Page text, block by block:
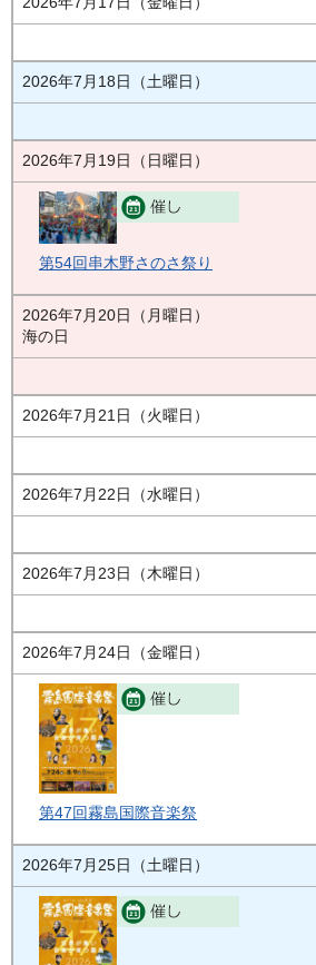
2026年7月18日（土曜日）
2026年7月19日（日曜日）
第54回串木野さのさ祭り
2026年7月20日（月曜日）
海の日
2026年7月21日（火曜日）
2026年7月22日（水曜日）
2026年7月23日（木曜日）
2026年7月24日（金曜日）
第47回霧島国際音楽祭
2026年7月25日（土曜日）